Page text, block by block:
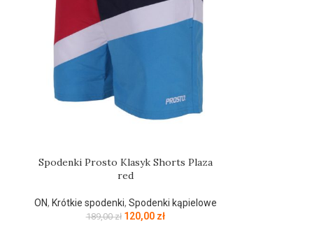
Spodenki Prosto Klasyk Shorts Plaza
red
ON, Krótkie spodenki, Spodenki kąpielowe
189,00zł 120,00 zł